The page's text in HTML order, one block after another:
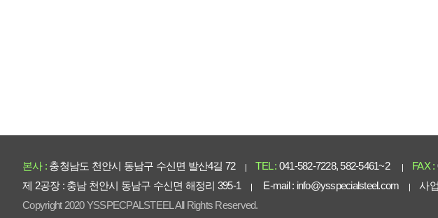
본사 : 충청남도 천안시 동남구 수신면 발산4길 72 TEL : 041-582-7228, 582-5461~2 FAX :
제 2공장 : 충남 천안시 동남구 수신면 해정리 395-1
E-mail : info@ysspecialsteel.com 사
Copyright 2020 YSSPECPALSTEEL All Rights Reserved.